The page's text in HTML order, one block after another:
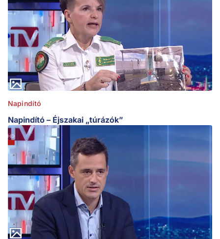
Napindító
Napindító – Éjszakai „túrázók”